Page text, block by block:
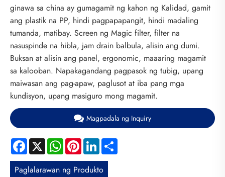
ginawa sa china ay gumagamit ng kahon ng Kalidad, gamit
ang plastik na PP, hindi pagpapapangit, hindi madaling
tumanda, matibay. Screen ng Magic filter, filter na
nasuspinde na hibla, jam drain balbula, alisin ang dumi.
Buksan at alisin ang panel, ergonomic, maaaring magamit
sa kalooban. Napakagandang pagpasok ng tubig, upang
maiwasan ang pag-apaw, paglusot at iba pang mga
kundisyon, upang masiguro mong magamit.
Magpadala ng Inquiry
Facebook
X WhatsApp
PinterestLinkedIn
Paglalarawan ng Produkto